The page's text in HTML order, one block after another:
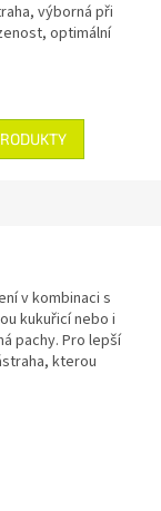
výborná při
optimální
v kombinaci s
kukuřicí nebo i
pachy. Pro lepší
kterou